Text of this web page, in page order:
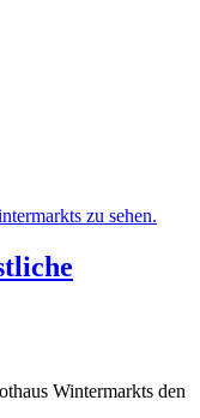
Wintermarkts den